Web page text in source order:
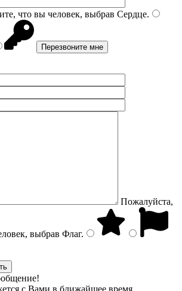
что вы человек, выбрав Сердце.
Пожалуйста,
выбрав Флаг.
с Вами в ближайшее время.